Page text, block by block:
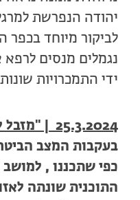
יהודה הנפרשת
לביקור מיוחד בכפר
נגמלים מנסים
ידי התמכרויות
25.3.2024 |
"מזבל
בעקבות המצב
כפי שתכננו ,
התוכנית שונתה